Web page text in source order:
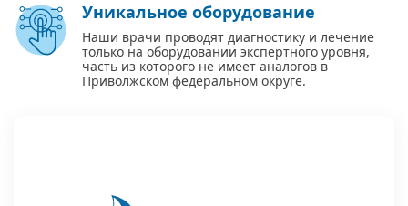
Уникальное оборудование
Наши врачи проводят диагностику и лечение
только на оборудовании экспертного уровня,
часть из которого не имеет аналогов в
Приволжском федеральном округе.